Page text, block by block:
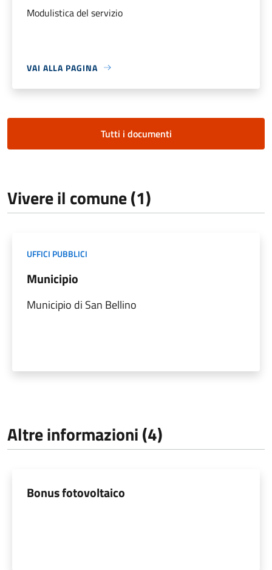
Modulistica del servizio
VAI ALLA PAGINA
Tutti i documenti
Vivere il comune (1)
UFFICI PUBBLICI
Municipio
Municipio di San Bellino
Altre informazioni (4)
Bonus fotovoltaico